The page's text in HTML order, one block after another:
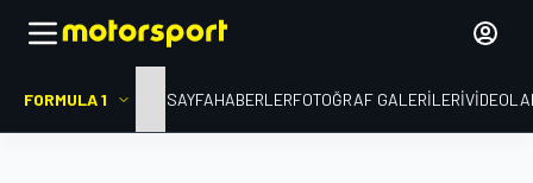
FORMULA 1 ANA SAYFAHABERLERFOTOĞRAF GALERILERI